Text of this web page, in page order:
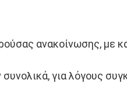
ανακοίνωσης, με
για λόγους